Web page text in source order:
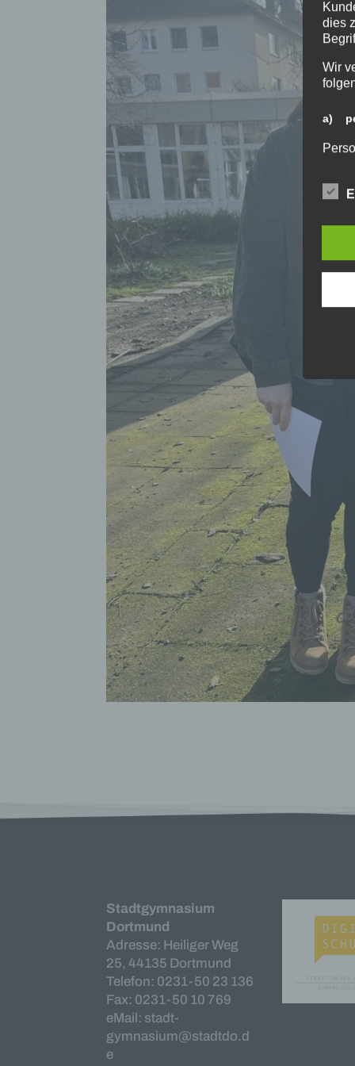
Stadtgymnasium
Dortmund
Adresse: Heiliger Weg
25, 44135 Dortmund
Telefon: 0231-50 23 136
Fax: 0231-50 10 769
eMail: stadt-
gymnasium@stadtdo.d
e
dies
Wir
a)
c)
mit
d)
e)
g)